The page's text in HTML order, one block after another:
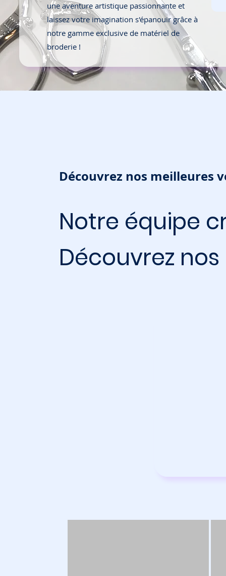
une aventure artistique passionnante et
laissez votre imagination s'épanouir grâce à
notre gamme exclusive de matériel de
broderie !
Découvrez nos meilleures
Notre équipe
Découvrez